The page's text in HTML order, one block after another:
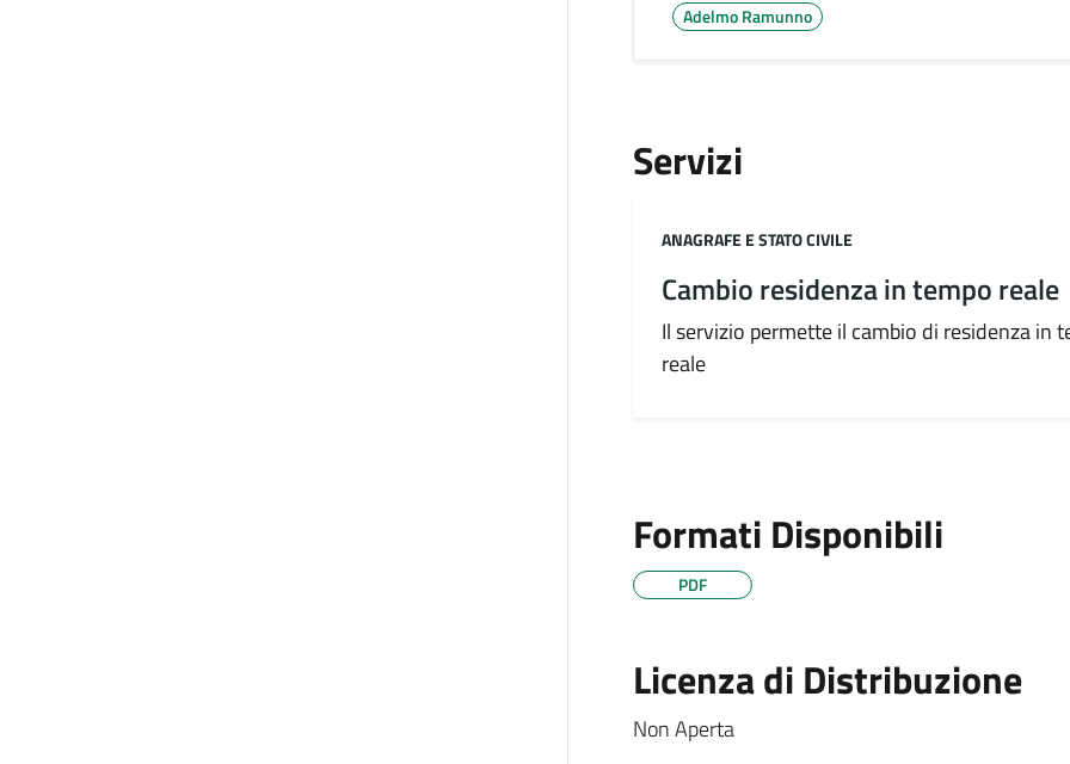
Adelmo Ramunno
Servizi
Categoria:
ANAGRAFE E STATO CIVILE
Cambio residenza in tempo reale
Il servizio permette il cambio di residenza in
reale
Formati Disponibili
PDF
Licenza di Distribuzione
Non Aperta